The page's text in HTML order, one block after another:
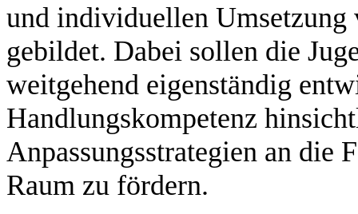
und individuellen Umsetzung
gebildet. Dabei sollen die
weitgehend eigenständig
Handlungskompetenz
Anpassungsstrategien an die
Raum zu fördern.